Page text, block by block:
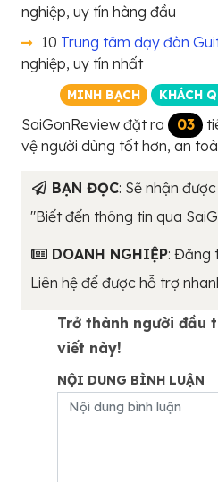
nghiệp, uy tín hàng đầu
10 Trung tâm dạy đàn
nghiệp, uy tín nhất
MINH BẠCH KHÁCH
SaiGonReview đặt ra 03
vệ người dùng tốt hơn, an
BẠN ĐỌC: Sẽ nhận
"Biết đến thông tin qua
DOANH NGHIỆP: Đăng
Liên hệ để được hỗ trợ
Trở thành người đầu
viết này!
NỘI DUNG BÌNH LUẬN